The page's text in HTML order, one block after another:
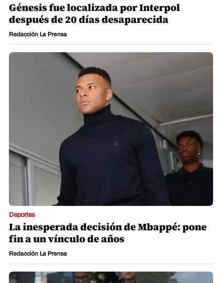
Génesis fue localizada por Interpol
después de 20 días desaparecida
Redacción La Prensa
Deportes
La inesperada decisión de Mbappé: pone
fin a un vínculo de años
Redacción La Prensa